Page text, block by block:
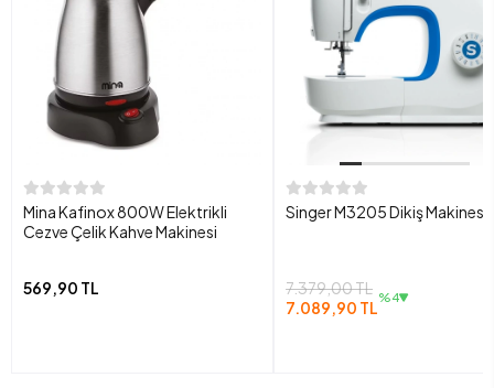
Mina Kafinox 800W Elektrikli
Cezve Çelik Kahve Makinesi
569,90 TL
Singer M3205 Dikiş Makinesi
7.379,00 TL
7.089,90 TL %4